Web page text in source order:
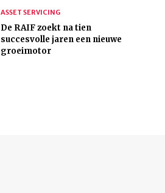
ASSET SERVICING
De RAIF zoekt na tien
succesvolle jaren een nieuwe
groeimotor